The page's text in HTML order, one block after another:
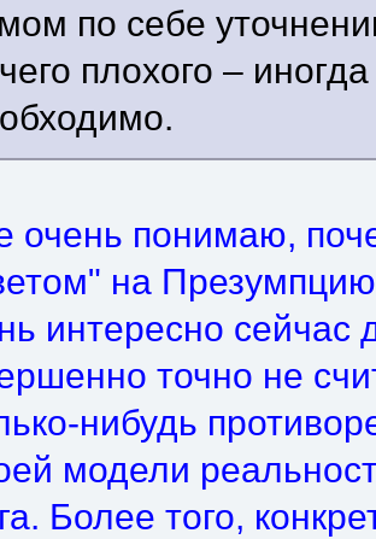
по себе
плохого –
очень понимаю,
на
интересно сейчас
точно не
нибудь
модели
Более того,